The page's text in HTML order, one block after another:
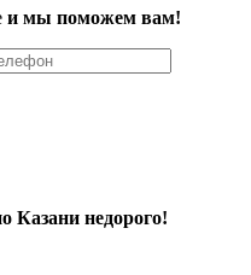
и мы поможем вам!
Казани недорого!